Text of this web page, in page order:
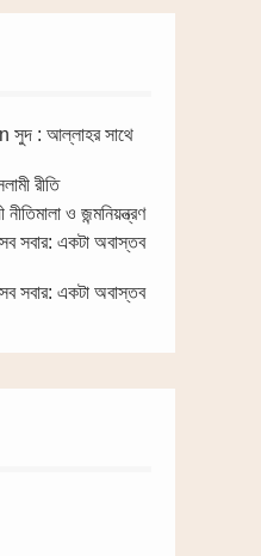
সুদ : আল্লাহর সাথে
রীতি
নীতিমালা ও জন্মনিয়ন্ত্রণ
সবার: একটা অবাস্তব
সবার: একটা অবাস্তব